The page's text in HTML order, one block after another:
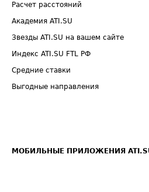
Расчет расстояний
Академия ATI.SU
Звезды ATI.SU на вашем сайте
Индекс ATI.SU FTL РФ
Средние ставки
Выгодные направления
МОБИЛЬНЫЕ ПРИЛОЖЕНИЯ